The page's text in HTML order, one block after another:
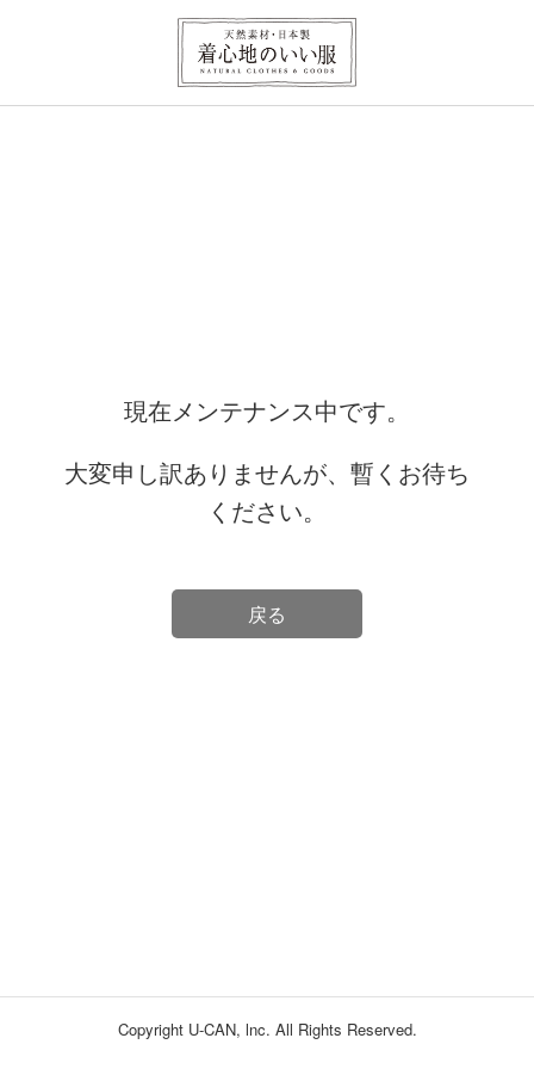
現在メンテナンス中です。
大変申し訳ありませんが、暫くお待ち
ください。
戻る
Copyright U-CAN, lnc. All Rights Reserved.